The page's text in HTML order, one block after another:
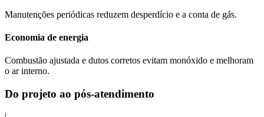
Manutenções periódicas reduzem desperdício e a conta de gás.
Economia de energia
Combustão ajustada e dutos corretos evitam monóxido e melhoram
o ar interno.
Do projeto ao pós-atendimento